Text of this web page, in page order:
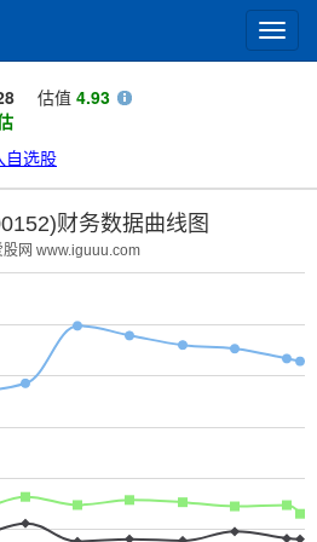
估值 4.93
自选股
财务数据曲线图
股网 www.iguuu.com